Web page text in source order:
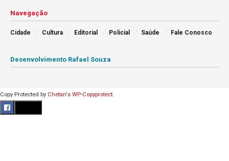
Navegação
Cidade Cultura Editorial Policial Saúde Fale Conosco
Desenvolvimento Rafael Souza
Copy Protected by Chetan's WP-Copyprotect.